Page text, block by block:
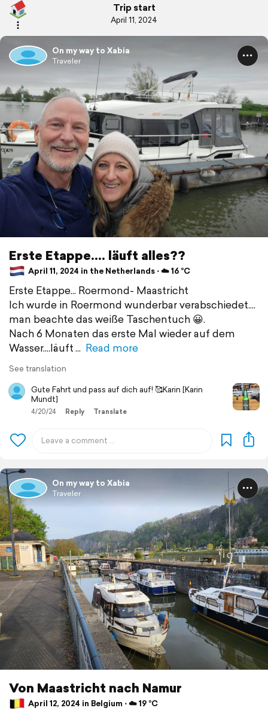
Trip start
April 11, 2024
On my way to Xabia
Traveler
Erste Etappe.... läuft alles??
April 11, 2024 in the Netherlands ⋅ ☁️ 16 °C
Erste Etappe... Roermond- Maastricht
Ich wurde in Roermond wunderbar verabschiedet....
man beachte das weiße Taschentuch 😀.
Nach 6 Monaten das erste Mal wieder auf dem
Wasser....läuft
Read more
See translation
Gute Fahrt und pass auf dich auf! 🥰Karin [Karin
Mundt]
4/20/24 Reply Translate
On my way to Xabia
Traveler
Von Maastricht nach Namur
April 12, 2024 in Belgium ⋅ ☁️ 19 °C